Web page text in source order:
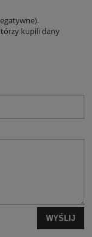
kupili dany
WYŚLIJ